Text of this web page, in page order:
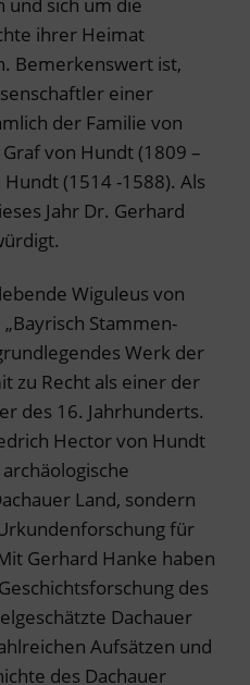
ihrer Heimat
Bemerkenswert ist,
einer
der Familie von
von Hundt (1809 –
(1514 -1588). Als
Jahr Dr. Gerhard
Wiguleus von
Stammen-
Werk der
zu Recht als einer der
des 16. Jahrhunderts.
Hector von Hundt
Land, sondern
für
Gerhard Hanke haben
des
Dachauer
Aufsätzen und
des Dachauer